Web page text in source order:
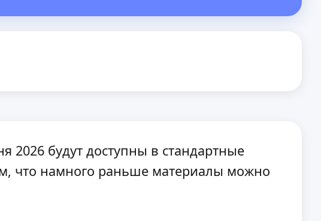
будут доступны в стандартные
что намного раньше материалы можно